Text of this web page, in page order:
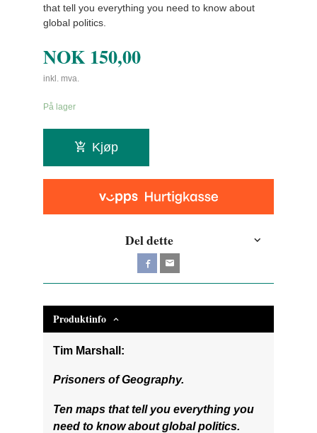
that tell you everything you need to know about
global politics.
NOK 150,00
inkl. mva.
På lager
Kjøp
Del dette
Produktinfo
Tim Marshall:
Prisoners of Geography.
Ten maps that tell you everything you
need to know about global politics.